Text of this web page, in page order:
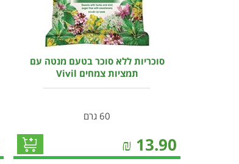
סוכריות ללא סוכר בטעם מנטה עם
תמציות צמחים Vivil
60 גרם
13.90
₪